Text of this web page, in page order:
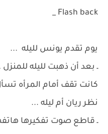
Flash back _
يوم تقدم يونس لليله ...
ـ بعد أن ذهبت لليله للمنزل
كانت تقف أمام المرأه
نظر ريان أم ليله ...
ـ قاطع صوت تفكيرها